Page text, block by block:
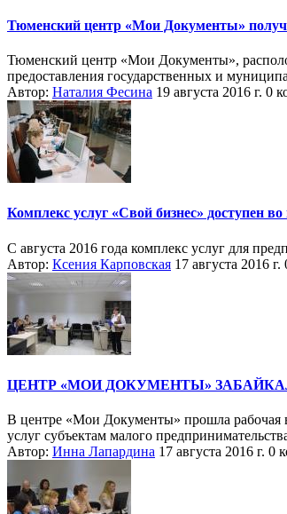
Тюменский центр «Мои Документы»
Тюменский центр «Мои Документы»,
предоставления государственных и
Автор: Наталия Фесина 19 августа 2016 г. 0
Комплекс услуг «Свой бизнес» доступен
С августа 2016 года комплекс услуг для
Автор: Ксения Карповская 17 августа 2016 г.
ЦЕНТР «МОИ ДОКУМЕНТЫ»
В центре «Мои Документы» прошла рабочая
услуг субъектам малого
Автор: Инна Лапардина 17 августа 2016 г. 0